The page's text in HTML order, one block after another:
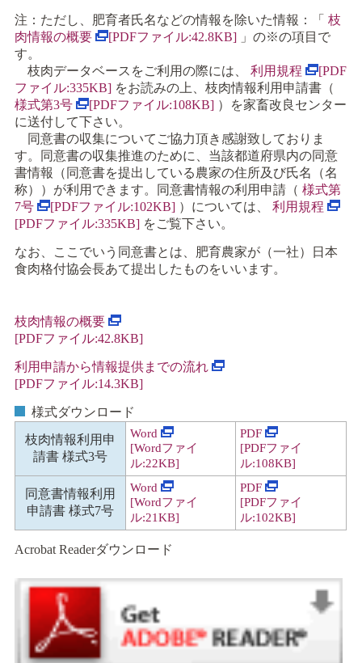
注：ただし、肥育者氏名などの情報を除いた情報：「枝
肉情報の概要
[PDFファイル:42.8KB] 」の※の項目で
す。
枝肉データベースをご利用の際には、利用規程
[PDF
ファイル:335KB] をお読みの上、枝肉情報利用申請書（
様式第3号
[PDFファイル:108KB] ）を家畜改良センター
に送付して下さい。
同意書の収集についてご協力頂き感謝致しておりま
す。同意書の収集推進のために、当該都道府県内の同意
書情報（同意書を提出している農家の住所及び氏名（名
称））が利用できます。同意書情報の利用申請（様式第
7号
[PDFファイル:102KB] ）については、利用規程
[PDFファイル:335KB] をご覧下さい。
なお、ここでいう同意書とは、肥育農家が（一社）日本
食肉格付協会長あて提出したものをいいます。
枝肉情報の概要
[PDFファイル:42.8KB]
利用申請から情報提供までの流れ
[PDFファイル:14.3KB]
様式ダウンロード
枝肉情報利用申
請書 様式3号
Word
[Wordファイ
ル:22KB]
PDF
[PDFファイ
ル:108KB]
同意書情報利用
申請書 様式7号
Word
[Wordファイ
ル:21KB]
PDF
[PDFファイ
ル:102KB]
Acrobat Readerダウンロード